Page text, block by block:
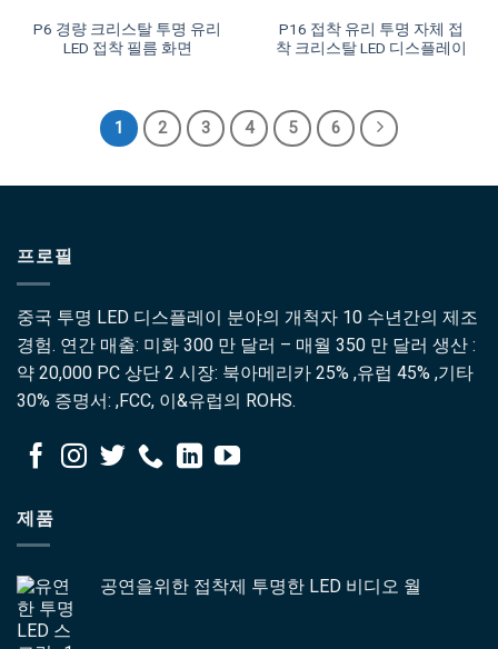
P6 경량 크리스탈 투명 유리
LED 접착 필름 화면
P16 접착 유리 투명 자체 접
착 크리스탈 LED 디스플레이
1 2 3 4 5 6
프로필
중국 투명 LED 디스플레이 분야의 개척자 10 수년간의 제조
경험. 연간 매출: 미화 300 만 달러 – 매월 350 만 달러 생산 :
약 20,000 PC 상단 2 시장: 북아메리카 25% ,유럽 45% ,기타
30% 증명서: ,FCC, 이&유럽의 ROHS.
제품
공연을위한 접착제 투명한 LED 비디오 월